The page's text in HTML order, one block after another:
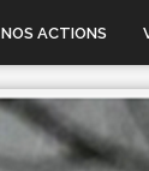
NOS ACTIONS